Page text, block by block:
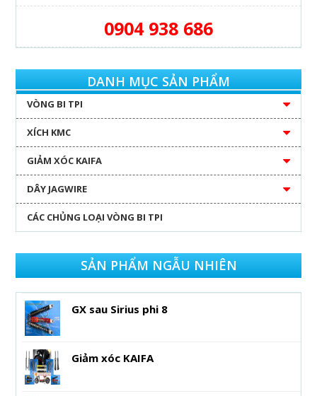
0904 938 686
DANH MỤC SẢN PHẨM
VÒNG BI TPI
XÍCH KMC
GIẢM XÓC KAIFA
DÂY JAGWIRE
CÁC CHỦNG LOẠI VÒNG BI TPI
SẢN PHẨM NGẪU NHIÊN
GX sau Sirius phi 8
Giảm xóc KAIFA